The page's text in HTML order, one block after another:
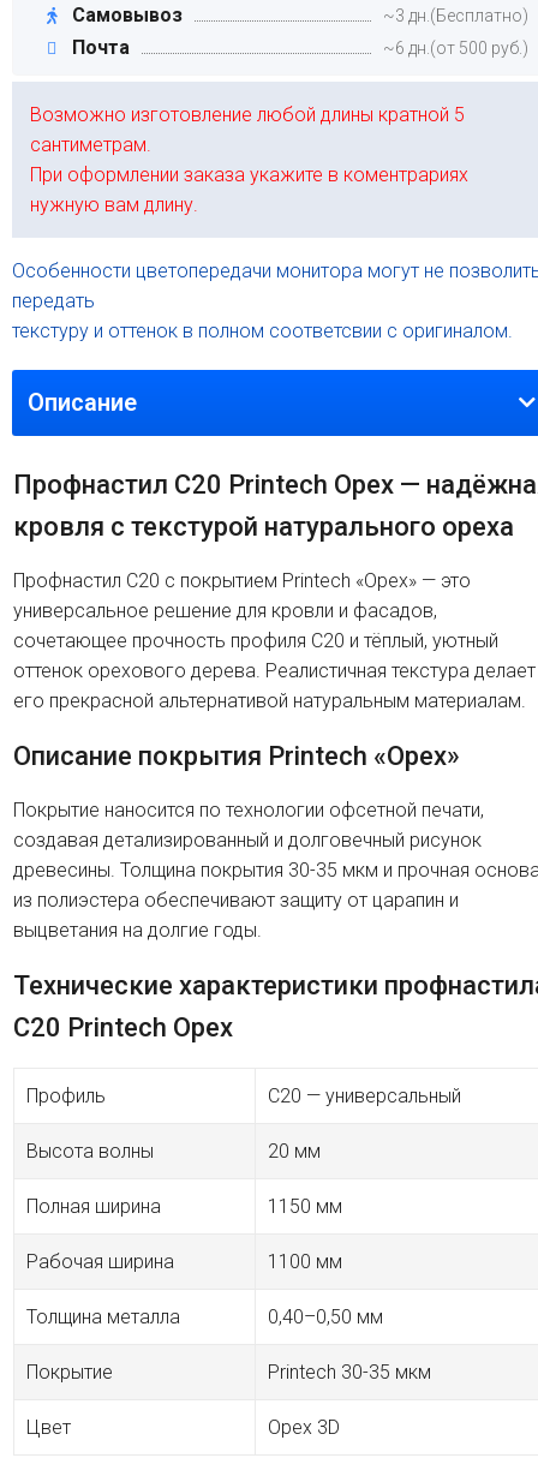
Самовывоз ~3 дн.(Бесплатно)
Почта ~6 дн.(от 500 руб.)
Возможно изготовление любой длины кратной 5
сантиметрам.
При оформлении заказа укажите в коментрариях
нужную вам длину.
Особенности цветопередачи монитора могут не
передать
текстуру и оттенок в полном соответсвии с оригиналом.
Описание
Профнастил C20 Printech Орех —
кровля с текстурой натурального ореха
Профнастил C20 с покрытием Printech «Орех» — это
универсальное решение для кровли и фасадов,
сочетающее прочность профиля C20 и тёплый, уютный
оттенок орехового дерева. Реалистичная текстура делает
его прекрасной альтернативой натуральным материалам.
Описание покрытия Printech «Орех»
Покрытие наносится по технологии офсетной печати,
создавая детализированный и долговечный рисунок
древесины. Толщина покрытия 30-35 мкм и прочная
из полиэстера обеспечивают защиту от царапин и
выцветания на долгие годы.
Технические характеристики
C20 Printech Орех
Профиль C20 — универсальный
Высота волны 20 мм
Полная ширина 1150 мм
Рабочая ширина 1100 мм
Толщина металла 0,40–0,50 мм
Покрытие Printech 30-35 мкм
Цвет Орех 3D